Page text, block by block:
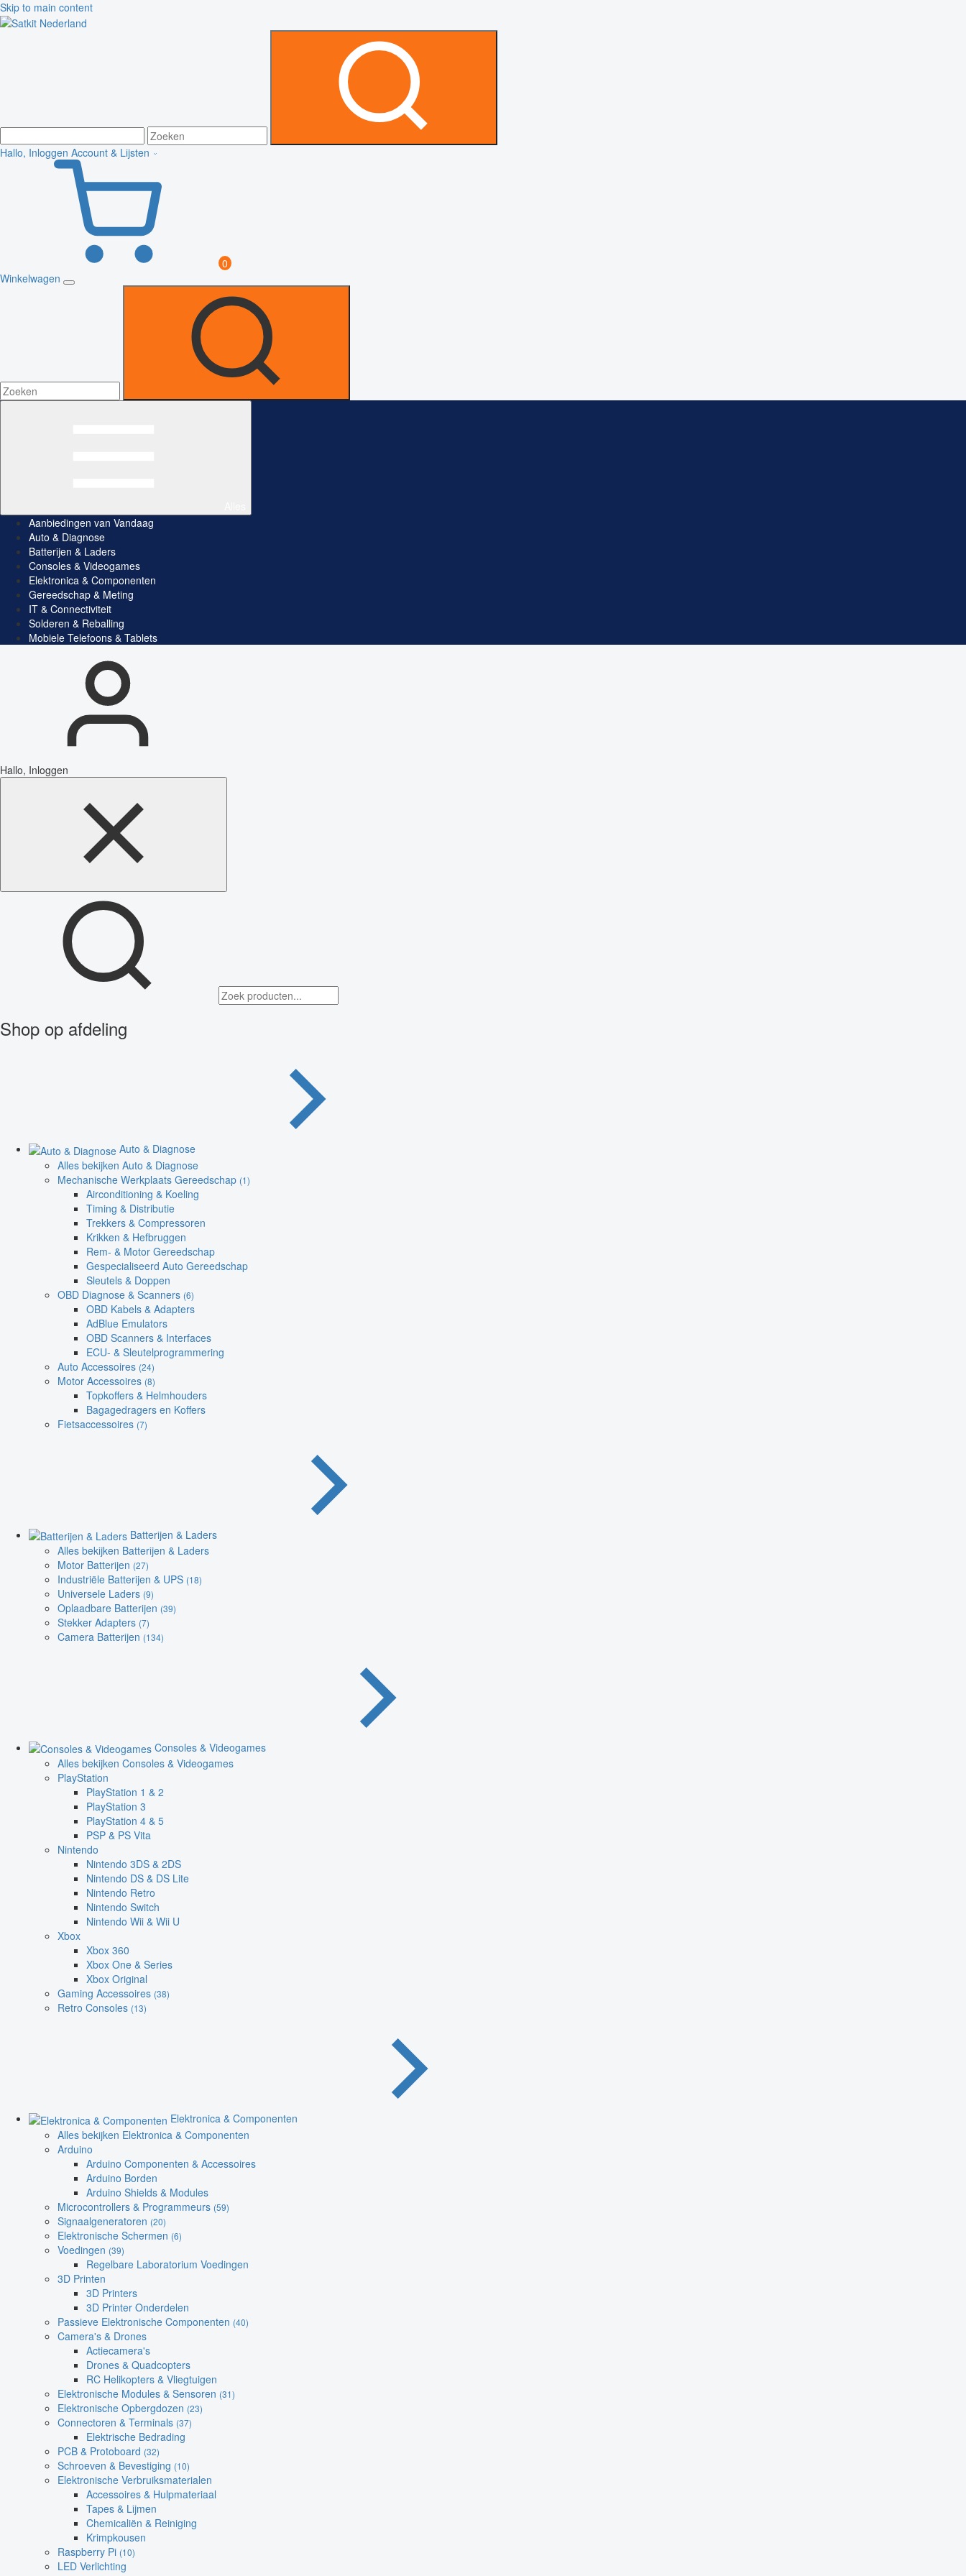
Skip to main content
Hallo, Inloggen Account & Lijsten
0
Winkelwagen
Aanbiedingen van Vandaag
Auto & Diagnose
Batterijen & Laders
Consoles & Videogames
Elektronica & Componenten
Gereedschap & Meting
IT & Connectiviteit
Solderen & Reballing
Mobiele Telefoons & Tablets
Hallo, Inloggen
Shop op afdeling
Auto & Diagnose
Alles bekijken Auto & Diagnose
Mechanische Werkplaats Gereedschap (1)
Airconditioning & Koeling
Timing & Distributie
Trekkers & Compressoren
Krikken & Hefbruggen
Rem- & Motor Gereedschap
Gespecialiseerd Auto Gereedschap
Sleutels & Doppen
OBD Diagnose & Scanners (6)
OBD Kabels & Adapters
AdBlue Emulators
OBD Scanners & Interfaces
ECU- & Sleutelprogrammering
Auto Accessoires (24)
Motor Accessoires (8)
Topkoffers & Helmhouders
Bagagedragers en Koffers
Fietsaccessoires (7)
Batterijen & Laders
Alles bekijken Batterijen & Laders
Motor Batterijen (27)
Industriële Batterijen & UPS (18)
Universele Laders (9)
Oplaadbare Batterijen (39)
Stekker Adapters (7)
Camera Batterijen (134)
Consoles & Videogames
Alles bekijken Consoles & Videogames
PlayStation
PlayStation 1 & 2
PlayStation 3
PlayStation 4 & 5
PSP & PS Vita
Nintendo
Nintendo 3DS & 2DS
Nintendo DS & DS Lite
Nintendo Retro
Nintendo Switch
Nintendo Wii & Wii U
Xbox
Xbox 360
Xbox One & Series
Xbox Original
Gaming Accessoires (38)
Retro Consoles (13)
Elektronica & Componenten
Alles bekijken Elektronica & Componenten
Arduino
Arduino Componenten & Accessoires
Arduino Borden
Arduino Shields & Modules
Microcontrollers & Programmeurs (59)
Signaalgeneratoren (20)
Elektronische Schermen (6)
Voedingen (39)
Regelbare Laboratorium Voedingen
3D Printen
3D Printers
3D Printer Onderdelen
Passieve Elektronische Componenten (40)
Camera's & Drones
Actiecamera's
Drones & Quadcopters
RC Helikopters & Vliegtuigen
Elektronische Modules & Sensoren (31)
Elektronische Opbergdozen (23)
Connectoren & Terminals (37)
Elektrische Bedrading
PCB & Protoboard (32)
Schroeven & Bevestiging (10)
Elektronische Verbruiksmaterialen
Accessoires & Hulpmateriaal
Tapes & Lijmen
Chemicaliën & Reiniging
Krimpkousen
Raspberry Pi (10)
LED Verlichting